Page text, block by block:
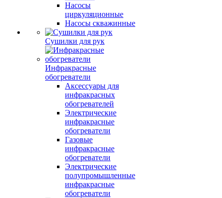
Насосы
циркуляционные
Насосы скважинные
Сушилки для рук
Инфракрасные
обогреватели
Аксессуары для
инфракрасных
обогревателей
Электрические
инфракрасные
обогреватели
Газовые
инфракрасные
обогреватели
Электрические
полупромышленные
инфракрасные
обогреватели